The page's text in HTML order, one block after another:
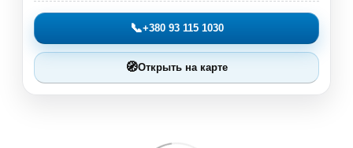
📞+380 93 115 1030
🧭Открыть на карте